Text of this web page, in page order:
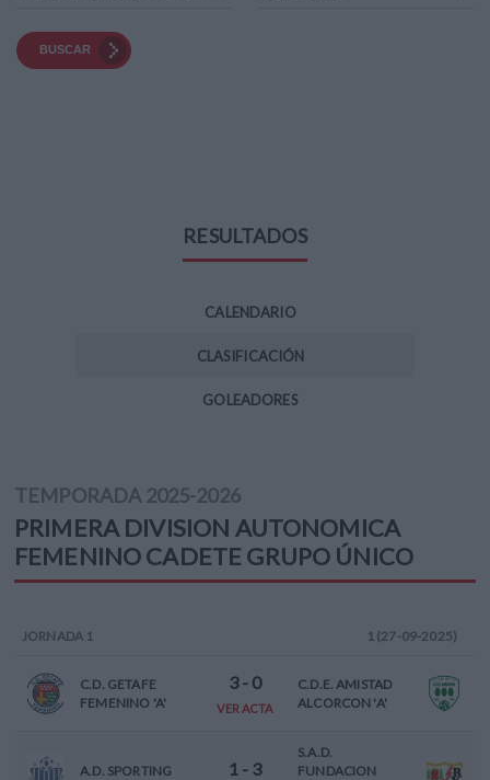
BUSCAR
RESULTADOS
CALENDARIO
CLASIFICACIÓN
GOLEADORES
TEMPORADA 2025-2026
PRIMERA DIVISION AUTONOMICA
FEMENINO CADETE GRUPO ÚNICO
JORNADA 1 1 (27-09-2025)
C.D. GETAFE
FEMENINO 'A'
3- 0
VER ACTA
C.D.E. AMISTAD
ALCORCON 'A'
A.D. SPORTING
1- 3
S.A.D.
FUNDACION